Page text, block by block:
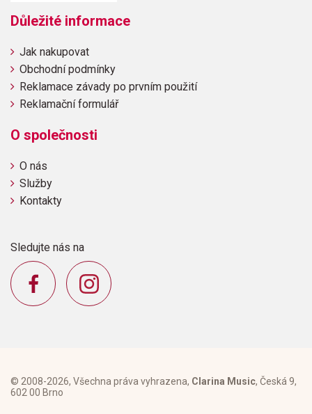
Důležité informace
Jak nakupovat
Obchodní podmínky
Reklamace závady po prvním použití
Reklamační formulář
O společnosti
O nás
Služby
Kontakty
Sledujte nás na
© 2008-2026, Všechna práva vyhrazena, Clarina Music, Česká 9,
602 00 Brno